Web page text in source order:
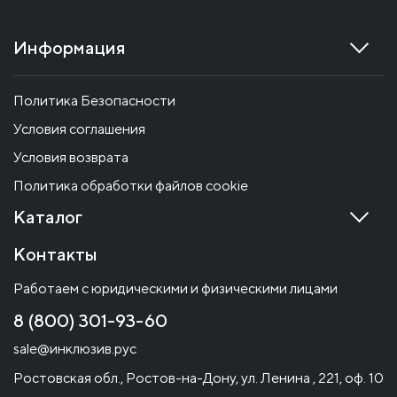
Информация
Политика Безопасности
Условия соглашения
Условия возврата
Политика обработки файлов cookie
Каталог
Контакты
Работаем с юридическими и физическими лицами
8 (800) 301-93-60
sale@инклюзив.рус
Ростовская обл., Ростов-на-Дону, ул. Ленина , 221, оф. 10